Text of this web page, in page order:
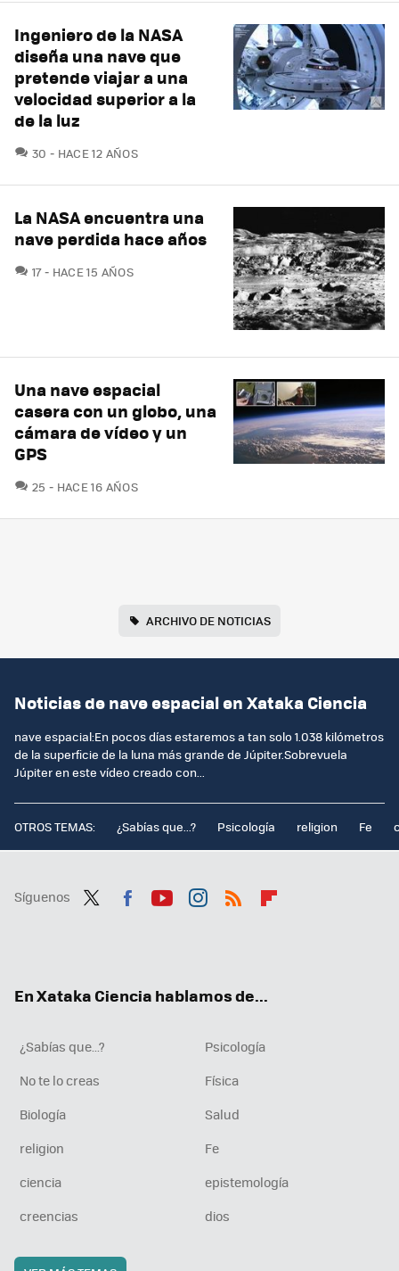
Ingeniero de la NASA
diseña una nave que
pretende viajar a una
velocidad superior a la
de la luz
30 COMENTARIOS
HACE 12 AÑOS
La NASA encuentra una
nave perdida hace años
17COMENTARIOS
HACE 15 AÑOS
Una nave espacial
casera con un globo, una
cámara de vídeo y un
GPS
25 COMENTARIOS
HACE 16 AÑOS
ARCHIVO DE NOTICIAS
Noticias de nave espacial en Xataka Ciencia
nave espacial:En pocos días estaremos a tan solo 1.038 kilómetros
de la superficie de la luna más grande de Júpiter.Sobrevuela
Júpiter en este vídeo creado con...
OTROS TEMAS: ¿Sabías que...? Psicología religion Fe
Síguenos
En Xataka Ciencia hablamos de...
¿Sabías que...?
Psicología
No te lo creas
Física
Biología
Salud
religion
Fe
ciencia
epistemología
creencias
dios